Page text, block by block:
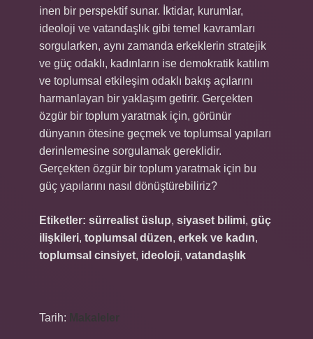
inen bir perspektif sunar. İktidar, kurumlar,
ideoloji ve vatandaşlık gibi temel kavramları
sorgularken, aynı zamanda erkeklerin stratejik
ve güç odaklı, kadınların ise demokratik katılım
ve toplumsal etkileşim odaklı bakış açılarını
harmanlayan bir yaklaşım getirir. Gerçekten
özgür bir toplum yaratmak için, görünür
dünyanın ötesine geçmek ve toplumsal yapıları
derinlemesine sorgulamak gereklidir.
Gerçekten özgür bir toplum yaratmak için bu
güç yapılarını nasıl dönüştürebiliriz?
Etiketler: sürrealist üslup, siyaset bilimi, güç
ilişkileri, toplumsal düzen, erkek ve kadın,
toplumsal cinsiyet, ideoloji, vatandaşlık
Tarih: Makaleler